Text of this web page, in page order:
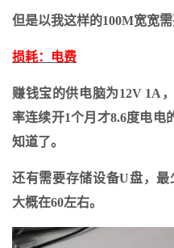
但是以我这样的100M宽宽需
损耗：电费
赚钱宝的供电脑为12V 1A
率连续开1个月才8.6度电电
知道了。
还有需要存储设备U盘，
大概在60左右。